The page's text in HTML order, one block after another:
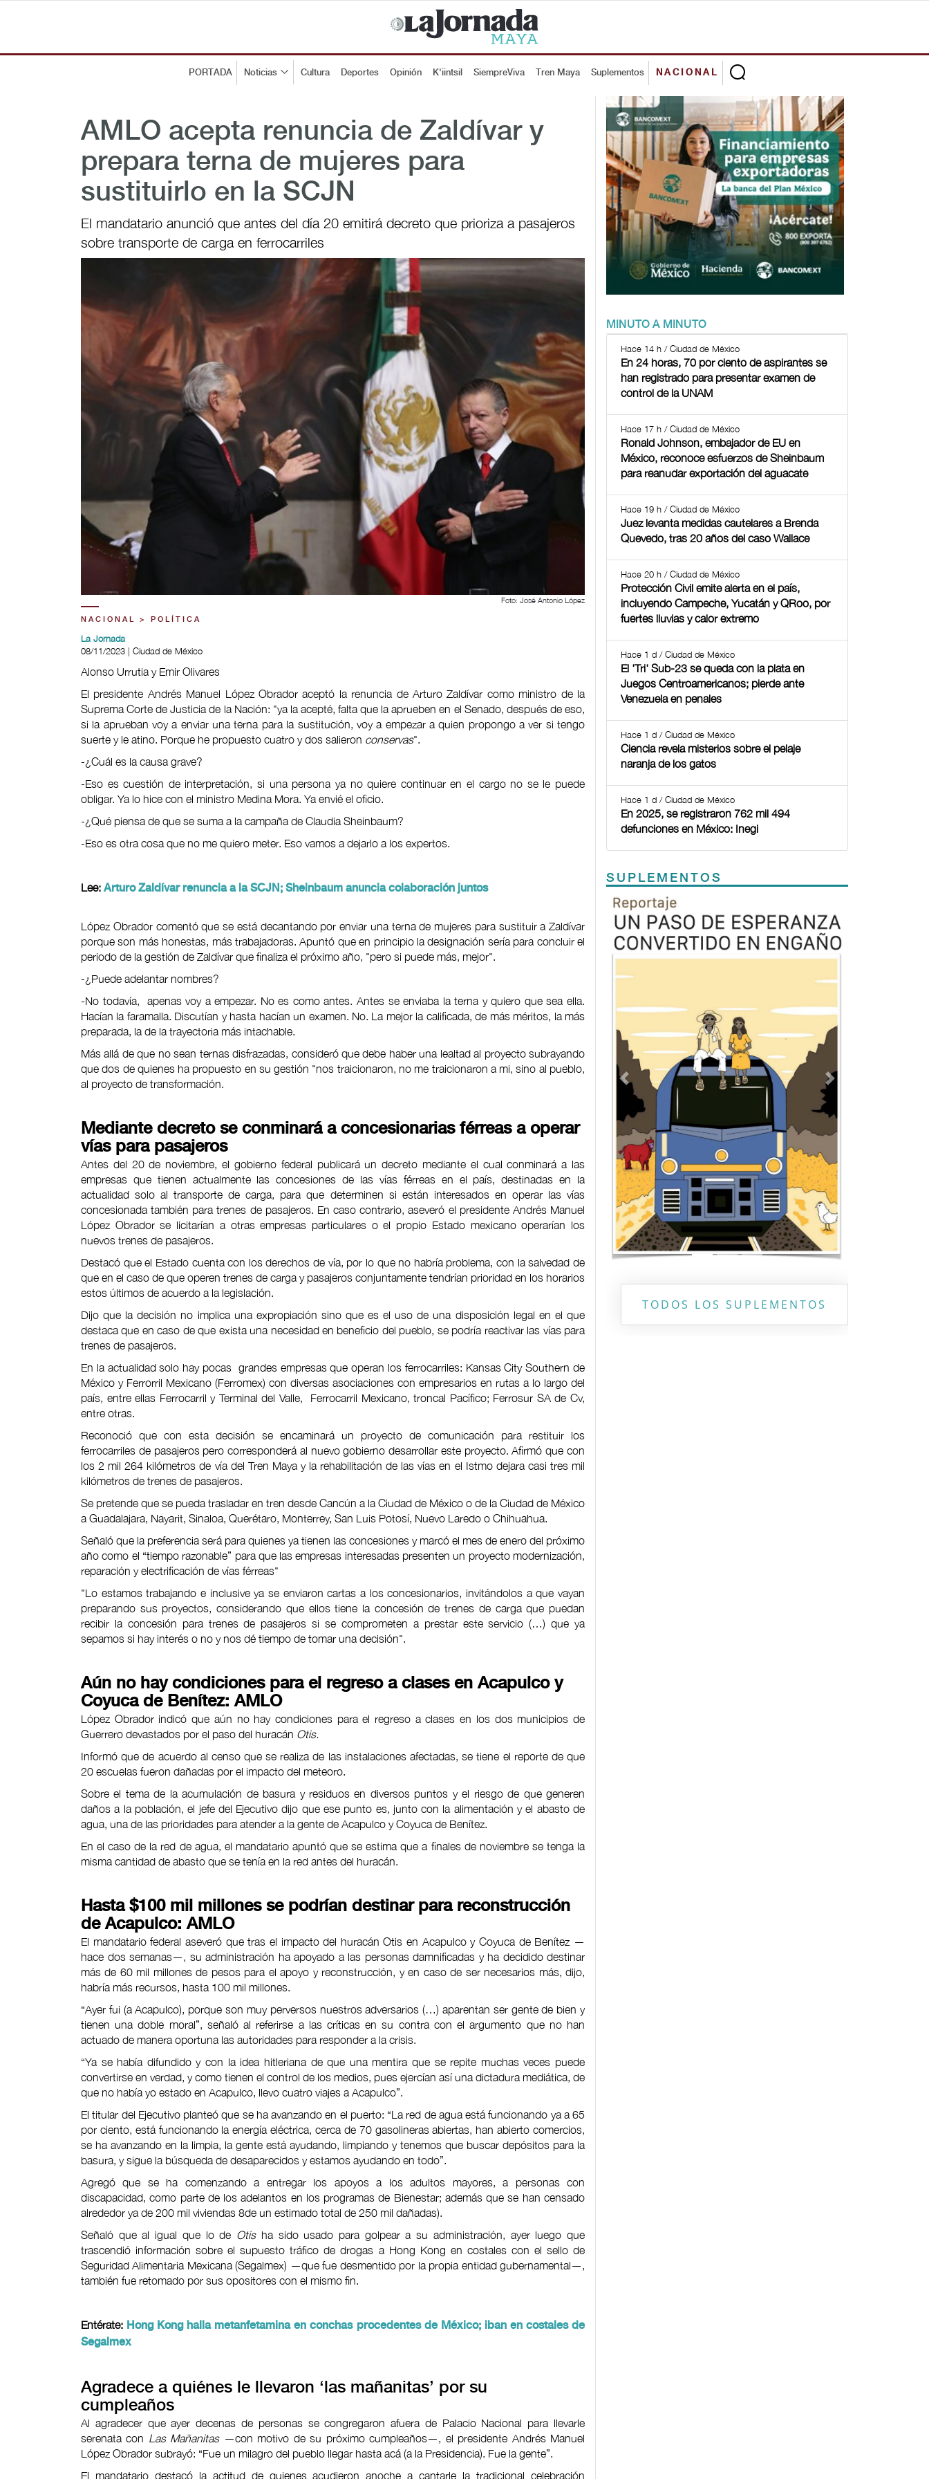
PORTADA Noticias Cultura Deportes Opinión K'iintsil SiempreViva Tren Maya Suplementos NACIONAL
AMLO acepta renuncia de Zaldívar y
prepara terna de mujeres para
sustituirlo en la SCJN
El mandatario anunció que antes del día 20 emitirá decreto que prioriza a pasajeros
sobre transporte de carga en ferrocarriles
Foto: José Antonio López
NACIONAL > POLÍTICA
La Jornada
08/11/2023 | Ciudad de México
Alonso Urrutia y Emir Olivares
El presidente Andrés Manuel López Obrador aceptó la renuncia de Arturo Zaldívar como ministro de la
Suprema Corte de Justicia de la Nación: "ya la acepté, falta que la aprueben en el Senado, después de eso,
si la aprueban voy a enviar una terna para la sustitución, voy a empezar a quien propongo a ver si tengo
suerte y le atino. Porque he propuesto cuatro y dos salieron conservas".
-¿Cuál es la causa grave?
-Eso es cuestión de interpretación, si una persona ya no quiere continuar en el cargo no se le puede
obligar. Ya lo hice con el ministro Medina Mora. Ya envié el oficio.
-¿Qué piensa de que se suma a la campaña de Claudia Sheinbaum?
-Eso es otra cosa que no me quiero meter. Eso vamos a dejarlo a los expertos.
Lee: Arturo Zaldívar renuncia a la SCJN; Sheinbaum anuncia colaboración juntos
López Obrador comentó que se está decantando por enviar una terna de mujeres para sustituir a Zaldívar
porque son más honestas, más trabajadoras. Apuntó que en principio la designación sería para concluir el
periodo de la gestión de Zaldívar que finaliza el próximo año, "pero si puede más, mejor".
-¿Puede adelantar nombres?
-No todavía, apenas voy a empezar. No es como antes. Antes se enviaba la terna y quiero que sea ella.
Hacían la faramalla. Discutían y hasta hacían un examen. No. La mejor la calificada, de más méritos, la más
preparada, la de la trayectoria más intachable.
Más allá de que no sean ternas disfrazadas, consideró que debe haber una lealtad al proyecto subrayando
que dos de quienes ha propuesto en su gestión "nos traicionaron, no me traicionaron a mi, sino al pueblo,
al proyecto de transformación.
Mediante decreto se conminará a concesionarias férreas a operar
vías para pasajeros
Antes del 20 de noviembre, el gobierno federal publicará un decreto mediante el cual conminará a las
empresas que tienen actualmente las concesiones de las vías férreas en el país, destinadas en la
actualidad solo al transporte de carga, para que determinen si están interesados en operar las vías
concesionada también para trenes de pasajeros. En caso contrario, aseveró el presidente Andrés Manuel
López Obrador se licitarían a otras empresas particulares o el propio Estado mexicano operarían los
nuevos trenes de pasajeros.
Destacó que el Estado cuenta con los derechos de vía, por lo que no habría problema, con la salvedad de
que en el caso de que operen trenes de carga y pasajeros conjuntamente tendrían prioridad en los horarios
estos últimos de acuerdo a la legislación.
Dijo que la decisión no implica una expropiación sino que es el uso de una disposición legal en el que
destaca que en caso de que exista una necesidad en beneficio del pueblo, se podría reactivar las vías para
trenes de pasajeros.
En la actualidad solo hay pocas grandes empresas que operan los ferrocarriles: Kansas City Southern de
México y Ferrorril Mexicano (Ferromex) con diversas asociaciones con empresarios en rutas a lo largo del
país, entre ellas Ferrocarril y Terminal del Valle, Ferrocarril Mexicano, troncal Pacífico; Ferrosur SA de Cv,
entre otras.
Reconoció que con esta decisión se encaminará un proyecto de comunicación para restituir los
ferrocarriles de pasajeros pero corresponderá al nuevo gobierno desarrollar este proyecto. Afirmó que con
los 2 mil 264 kilómetros de vía del Tren Maya y la rehabilitación de las vías en el Istmo dejara casi tres mil
kilómetros de trenes de pasajeros.
Se pretende que se pueda trasladar en tren desde Cancún a la Ciudad de México o de la Ciudad de México
a Guadalajara, Nayarit, Sinaloa, Querétaro, Monterrey, San Luis Potosí, Nuevo Laredo o Chihuahua.
Señaló que la preferencia será para quienes ya tienen las concesiones y marcó el mes de enero del próximo
año como el “tiempo razonable” para que las empresas interesadas presenten un proyecto modernización,
reparación y electrificación de vías férreas"
"Lo estamos trabajando e inclusive ya se enviaron cartas a los concesionarios, invitándolos a que vayan
preparando sus proyectos, considerando que ellos tiene la concesión de trenes de carga que puedan
recibir la concesión para trenes de pasajeros si se comprometen a prestar este servicio (…) que ya
sepamos si hay interés o no y nos dé tiempo de tomar una decisión".
Aún no hay condiciones para el regreso a clases en Acapulco y
Coyuca de Benítez: AMLO
López Obrador indicó que aún no hay condiciones para el regreso a clases en los dos municipios de
Guerrero devastados por el paso del huracán Otis.
Informó que de acuerdo al censo que se realiza de las instalaciones afectadas, se tiene el reporte de que
20 escuelas fueron dañadas por el impacto del meteoro.
Sobre el tema de la acumulación de basura y residuos en diversos puntos y el riesgo de que generen
daños a la población, el jefe del Ejecutivo dijo que ese punto es, junto con la alimentación y el abasto de
agua, una de las prioridades para atender a la gente de Acapulco y Coyuca de Benítez.
En el caso de la red de agua, el mandatario apuntó que se estima que a finales de noviembre se tenga la
misma cantidad de abasto que se tenía en la red antes del huracán.
Hasta $100 mil millones se podrían destinar para reconstrucción
de Acapulco: AMLO
El mandatario federal aseveró que tras el impacto del huracán Otis en Acapulco y Coyuca de Benítez —
hace dos semanas—, su administración ha apoyado a las personas damnificadas y ha decidido destinar
más de 60 mil millones de pesos para el apoyo y reconstrucción, y en caso de ser necesarios más, dijo,
habría más recursos, hasta 100 mil millones.
“Ayer fui (a Acapulco), porque son muy perversos nuestros adversarios (…) aparentan ser gente de bien y
tienen una doble moral”, señaló al referirse a las críticas en su contra con el argumento que no han
actuado de manera oportuna las autoridades para responder a la crisis.
“Ya se había difundido y con la idea hitleriana de que una mentira que se repite muchas veces puede
convertirse en verdad, y como tienen el control de los medios, pues ejercían así una dictadura mediática, de
que no había yo estado en Acapulco, llevo cuatro viajes a Acapulco”.
El titular del Ejecutivo planteó que se ha avanzando en el puerto: “La red de agua está funcionando ya a 65
por ciento, está funcionando la energía eléctrica, cerca de 70 gasolineras abiertas, han abierto comercios,
se ha avanzando en la limpia, la gente está ayudando, limpiando y tenemos que buscar depósitos para la
basura, y sigue la búsqueda de desaparecidos y estamos ayudando en todo”.
Agregó que se ha comenzando a entregar los apoyos a los adultos mayores, a personas con
discapacidad, como parte de los adelantos en los programas de Bienestar; además que se han censado
alrededor ya de 200 mil viviendas 8de un estimado total de 250 mil dañadas).
Señaló que al igual que lo de Otisha sido usado para golpear a su administración, ayer luego que
trascendió información sobre el supuesto tráfico de drogas a Hong Kong en costales con el sello de
Seguridad Alimentaria Mexicana (Segalmex) —que fue desmentido por la propia entidad gubernamental—,
también fue retomado por sus opositores con el mismo fin.
Entérate: Hong Kong halla metanfetamina en conchas procedentes de México; iban en costales de
Segalmex
Agradece a quiénes le llevaron ‘las mañanitas’ por su
cumpleaños
Al agradecer que ayer decenas de personas se congregaron afuera de Palacio Nacional para llevarle
serenata con Las Mañanitas—con motivo de su próximo cumpleaños—, el presidente Andrés Manuel
López Obrador subrayó: “Fue un milagro del pueblo llegar hasta acá (a la Presidencia). Fue la gente”.
El mandatario destacó la actitud de quienes acudieron anoche a cantarle la tradicional celebración
MINUTO A MINUTO
Hace 14 h / Ciudad de México
En 24 horas, 70 por ciento de aspirantes se
han registrado para presentar examen de
control de la UNAM
Hace 17 h / Ciudad de México
Ronald Johnson, embajador de EU en
México, reconoce esfuerzos de Sheinbaum
para reanudar exportación del aguacate
Hace 19 h / Ciudad de México
Juez levanta medidas cautelares a Brenda
Quevedo, tras 20 años del caso Wallace
Hace 20 h / Ciudad de México
Protección Civil emite alerta en el país,
incluyendo Campeche, Yucatán y QRoo, por
fuertes lluvias y calor extremo
Hace 1 d / Ciudad de México
El 'Tri' Sub-23 se queda con la plata en
Juegos Centroamericanos; pierde ante
Venezuela en penales
Hace 1 d / Ciudad de México
Ciencia revela misterios sobre el pelaje
naranja de los gatos
Hace 1 d / Ciudad de México
En 2025, se registraron 762 mil 494
defunciones en México: Inegi
SUPLEMENTOS
Previous
TODOS LOS SUPLEMENTOS